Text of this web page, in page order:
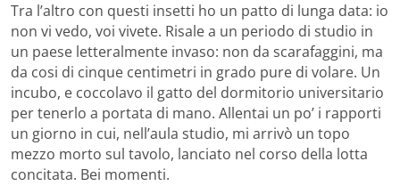
Tra l’altro con questi insetti ho un patto di lunga data: io
non vi vedo, voi vivete. Risale a un periodo di studio in
un paese letteralmente invaso: non da scarafaggini, ma
da cosi di cinque centimetri in grado pure di volare. Un
incubo, e coccolavo il gatto del dormitorio universitario
per tenerlo a portata di mano. Allentai un po’ i rapporti
un giorno in cui, nell’aula studio, mi arrivò un topo
mezzo morto sul tavolo, lanciato nel corso della lotta
concitata. Bei momenti.